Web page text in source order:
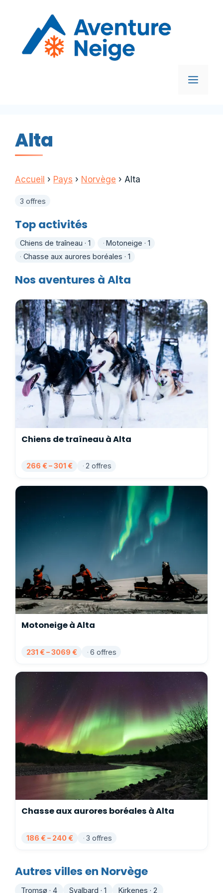
Alta
Accueil › Pays › Norvège › Alta
3 offres
Top activités
Chiens de traîneau · 1
Motoneige · 1
Chasse aux aurores boréales · 1
Nos aventures à Alta
Chiens de traîneau à Alta
266 € – 301 € 2 offres
Motoneige à Alta
231 € – 3069 € 6 offres
Chasse aux aurores boréales à Alta
186 € – 240 € 3 offres
Autres villes en Norvège
Tromsø · 4 Svalbard · 1 Kirkenes · 2